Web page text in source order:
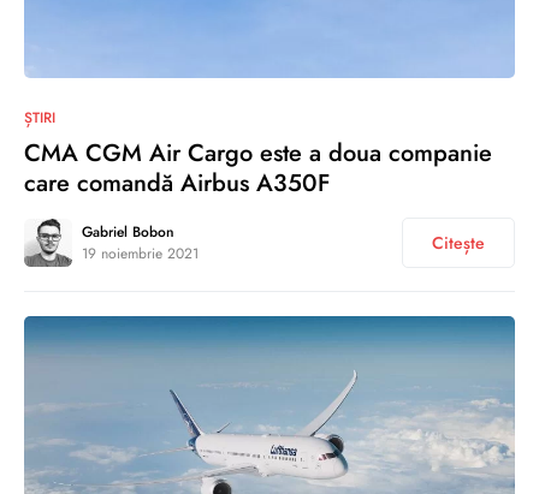
ȘTIRI
CMA CGM Air Cargo este a doua companie
care comandă Airbus A350F
Gabriel Bobon
19 noiembrie 2021
Citește